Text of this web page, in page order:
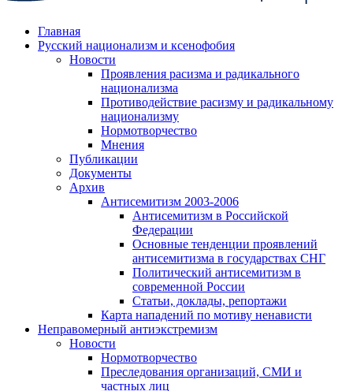
Главная
Русский национализм и ксенофобия
Новости
Проявления расизма и радикального
национализма
Противодействие расизму и радикальному
национализму
Нормотворчество
Мнения
Публикации
Документы
Архив
Антисемитизм 2003-2006
Антисемитизм в Российской
Федерации
Основные тенденции проявлений
антисемитизма в государствах СНГ
Политический антисемитизм в
современной России
Статьи, доклады, репортажи
Карта нападений по мотиву ненависти
Неправомерный антиэкстремизм
Новости
Нормотворчество
Преследования организаций, СМИ и
частных лиц